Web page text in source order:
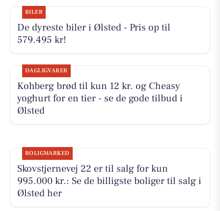
BILER
De dyreste biler i Ølsted - Pris op til
579.495 kr!
DAGLIGVARER
Kohberg brød til kun 12 kr. og Cheasy
yoghurt for en tier - se de gode tilbud i
Ølsted
BOLIGMARKED
Skovstjernevej 22 er til salg for kun
995.000 kr.: Se de billigste boliger til salg i
Ølsted her